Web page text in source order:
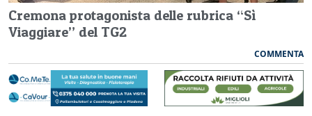
Cremona protagonista delle rubrica “Sì
Viaggiare” del TG2
COMMENTA